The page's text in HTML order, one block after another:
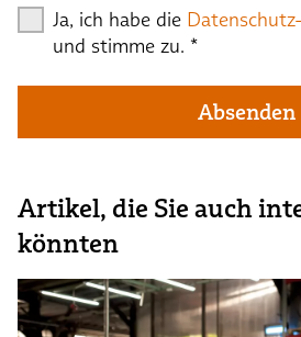
Ja, ich habe die
und stimme zu. *
Absenden
Artikel, die Sie auch
könnten